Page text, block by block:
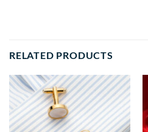
RELATED PRODUCTS